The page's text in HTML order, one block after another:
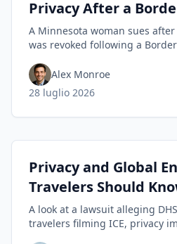
Privacy After a
A Minnesota woman sues
was revoked following a
tensions in trusted-traveler
Alex Monroe
28 luglio 2026
Privacy and Global
Travelers Should
A look at a lawsuit alleging
travelers filming ICE, privacy